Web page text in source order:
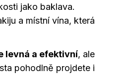
jako baklava.
a místní vína, která
levná a efektivní, ale
pohodlně projdete i